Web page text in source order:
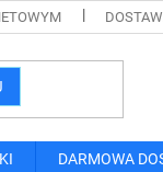
DARMOWA